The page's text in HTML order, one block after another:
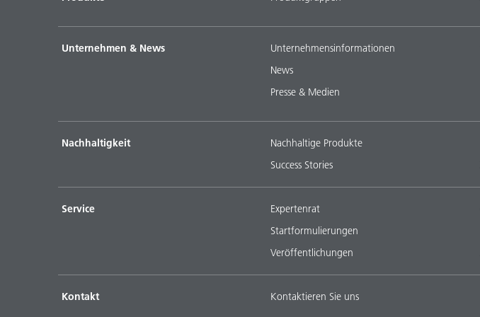
Unternehmen & News
Unternehmensinformationen
News
Presse & Medien
Nachhaltigkeit
Nachhaltige Produkte
Success Stories
Service
Expertenrat
Startformulierungen
Veröffentlichungen
Kontakt Kontaktieren Sie uns